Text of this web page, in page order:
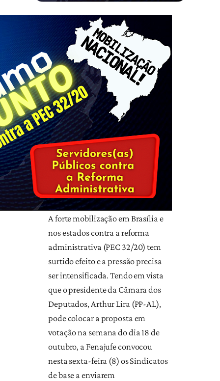
A forte mobilização em Brasília e
nos estados contra a reforma
administrativa (PEC 32/20) tem
surtido efeito e a pressão precisa
ser intensificada. Tendo em vista
que o presidente da Câmara dos
Deputados, Arthur Lira (PP-AL),
pode colocar a proposta em
votação na semana do dia 18 de
outubro, a Fenajufe convocou
nesta sexta-feira (8) os Sindicatos
de base a enviarem